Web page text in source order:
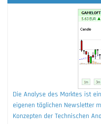
Die Analyse des Marktes ist
eigenen täglichen Newsletter
Konzepten der Technischen